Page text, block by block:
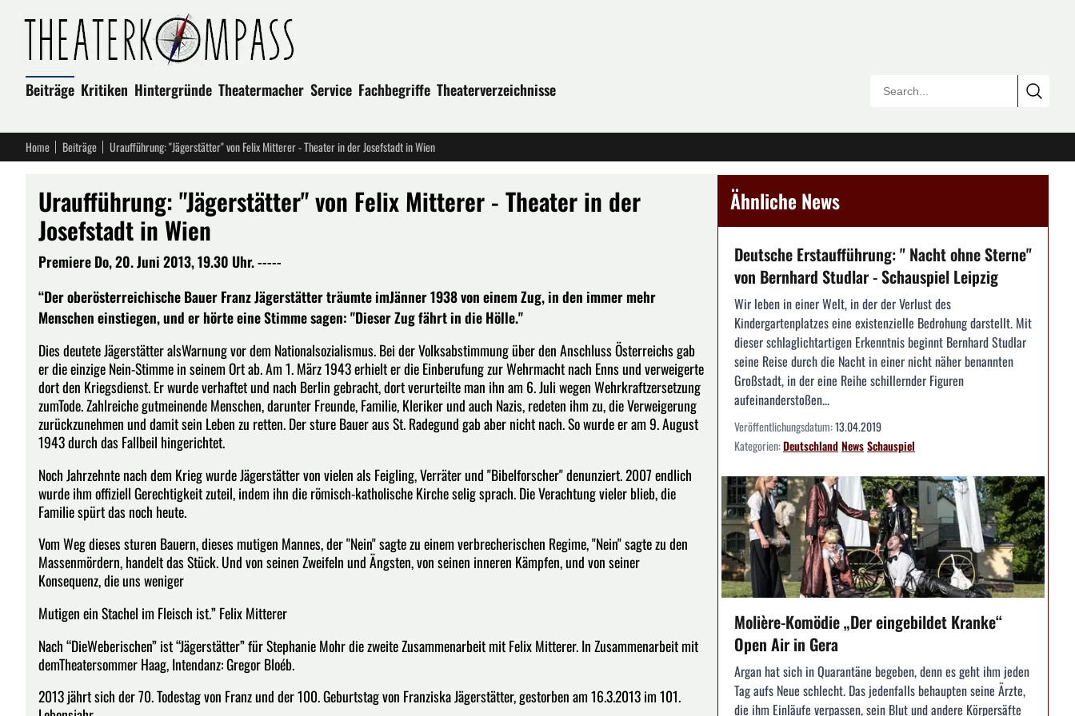
Beiträge Kritiken Hintergründe Theatermacher Service Fachbegriffe Theaterverzeichnisse
Home Beiträge Uraufführung: "Jägerstätter" von Felix Mitterer - Theater in der Josefstadt in Wien
Uraufführung: "Jägerstätter" von Felix Mitterer - Theater in der
Josefstadt in Wien
Premiere Do, 20. Juni 2013, 19.30 Uhr. -----
“Der oberösterreichische Bauer Franz Jägerstätter träumte imJänner 1938 von einem Zug, in den immer mehr
Menschen einstiegen, und er hörte eine Stimme sagen: "Dieser Zug fährt in die Hölle."
Dies deutete Jägerstätter alsWarnung vor dem Nationalsozialismus. Bei der Volksabstimmung über den Anschluss Österreichs gab
er die einzige Nein-Stimme in seinem Ort ab. Am 1. März 1943 erhielt er die Einberufung zur Wehrmacht nach Enns und verweigerte
dort den Kriegsdienst. Er wurde verhaftet und nach Berlin gebracht, dort verurteilte man ihn am 6. Juli wegen Wehrkraftzersetzung
zumTode. Zahlreiche gutmeinende Menschen, darunter Freunde, Familie, Kleriker und auch Nazis, redeten ihm zu, die Verweigerung
zurückzunehmen und damit sein Leben zu retten. Der sture Bauer aus St. Radegund gab aber nicht nach. So wurde er am 9. August
1943 durch das Fallbeil hingerichtet.
Noch Jahrzehnte nach dem Krieg wurde Jägerstätter von vielen als Feigling, Verräter und "Bibelforscher" denunziert. 2007 endlich
wurde ihm offiziell Gerechtigkeit zuteil, indem ihn die römisch-katholische Kirche selig sprach. Die Verachtung vieler blieb, die
Familie spürt das noch heute.
Vom Weg dieses sturen Bauern, dieses mutigen Mannes, der "Nein" sagte zu einem verbrecherischen Regime, "Nein" sagte zu den
Massenmördern, handelt das Stück. Und von seinen Zweifeln und Ängsten, von seinen inneren Kämpfen, und von seiner
Konsequenz, die uns weniger
Mutigen ein Stachel im Fleisch ist.” Felix Mitterer
Nach “DieWeberischen” ist “Jägerstätter” für Stephanie Mohr die zweite Zusammenarbeit mit Felix Mitterer. In Zusammenarbeit mit
demTheatersommer Haag, Intendanz: Gregor Bloéb.
2013 jährt sich der 70. Todestag von Franz und der 100. Geburtstag von Franziska Jägerstätter, gestorben am 16.3.2013 im 101.
Ähnliche News
Deutsche Erstaufführung: " Nacht ohne Sterne"
von Bernhard Studlar - Schauspiel Leipzig
Wir leben in einer Welt, in der der Verlust des
Kindergartenplatzes eine existenzielle Bedrohung darstellt. Mit
dieser schlaglichtartigen Erkenntnis beginnt Bernhard Studlar
seine Reise durch die Nacht in einer nicht näher benannten
Großstadt, in der eine Reihe schillernder Figuren
aufeinanderstoßen...
Veröffentlichungsdatum:13.04.2019
Kategorien:DeutschlandNewsSchauspiel
Molière-Komödie „Der eingebildet Kranke“
Open Air in Gera
Argan hat sich in Quarantäne begeben, denn es geht ihm jeden
Tag aufs Neue schlecht. Das jedenfalls behaupten seine Ärzte,
die ihm Einläufe verpassen, sein Blut und andere Körpersäfte